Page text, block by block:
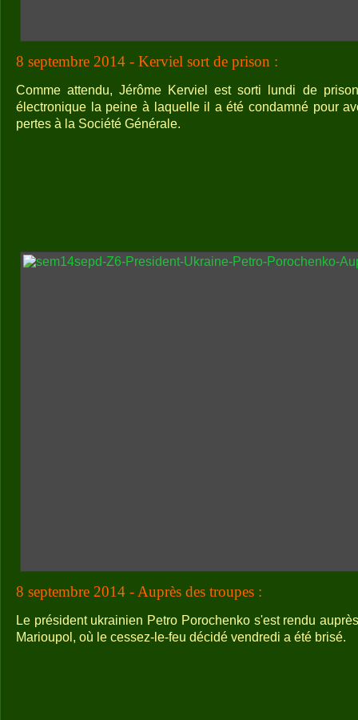
8 septembre 2014 - Kerviel sort de prison :
Comme attendu, Jérôme Kerviel est sorti lundi de
électronique la peine à laquelle il a été condamné pour
pertes à la Société Générale.
8 septembre 2014 - Auprès des troupes :
Le président ukrainien Petro Porochenko s'est rendu
Marioupol, où le cessez-le-feu décidé vendredi a été brisé.